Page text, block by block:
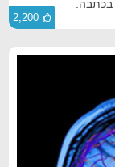
בכתבה.
2,200